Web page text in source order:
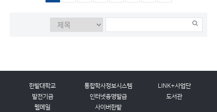
한밭대학교 통합학사정보시스템
LINK+사업단
발전기금
인터넷증명발급
도서관
웹메일
사이버한밭